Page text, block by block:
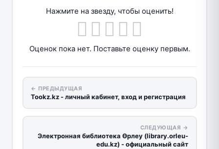
Нажмите на звезду, чтобы оценить!
Оценок пока нет. Поставьте оценку первым.
← ПРЕДЫДУЩАЯ
Tookz.kz - личный кабинет, вход и регистрация
СЛЕДУЮЩАЯ →
Электронная библиотека Өрлеу (library.orleu-
edu.kz) - официальный сайт